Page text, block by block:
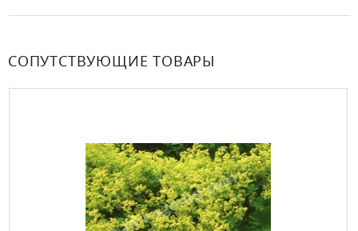
СОПУТСТВУЮЩИЕ ТОВАРЫ